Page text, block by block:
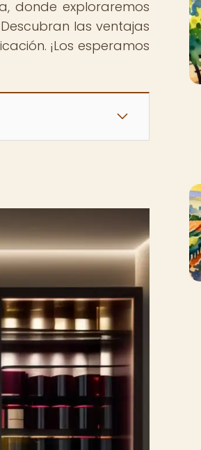
donde exploraremos
las ventajas
¡Los esperamos